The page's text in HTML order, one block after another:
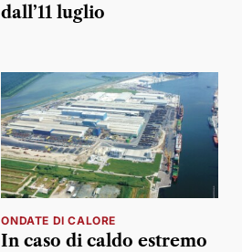
dall’11 luglio
ONDATE DI CALORE
In caso di caldo estremo